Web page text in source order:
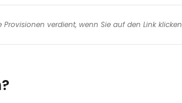
verdient, wenn Sie auf den Link